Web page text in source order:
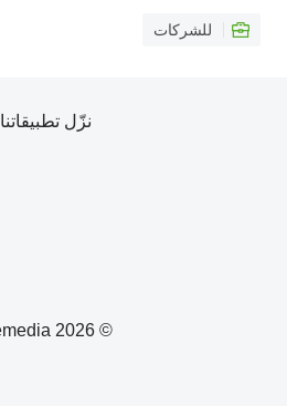
للشركات
© 2026 Linemedia
نزّل تطبيقاتنا